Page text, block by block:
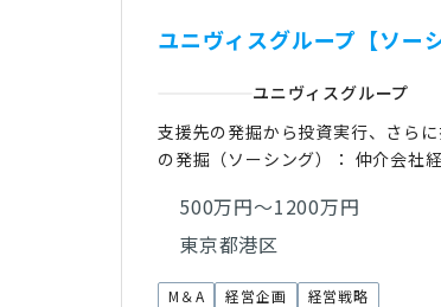
ユニヴィスグループ【ソー
ユニヴィスグループ
支援先の発掘から投資実行、さら
の発掘（ソーシング）： 仲介会社
500万円～1200万円
東京都港区
M＆A 経営企画 経営戦略